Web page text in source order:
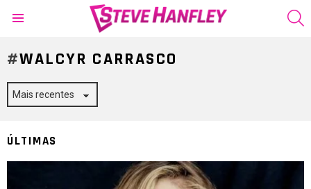
WALCYR CARRASCO
ÚLTIMAS